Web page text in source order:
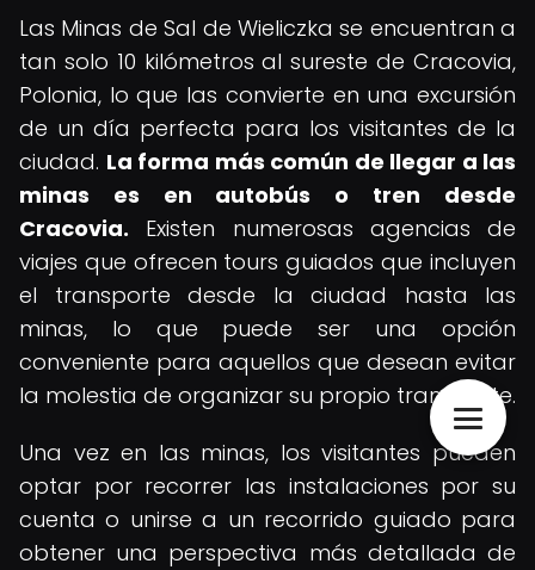
Las Minas de Sal de Wieliczka se encuentran a
tan solo 10 kilómetros al sureste de Cracovia,
Polonia, lo que las convierte en una excursión
de un día perfecta para los visitantes de la
ciudad. La forma más común de llegar a las
minas es en autobús o tren desde
Cracovia. Existen numerosas agencias de
viajes que ofrecen tours guiados que incluyen
el transporte desde la ciudad hasta las
minas, lo que puede ser una opción
conveniente para aquellos que desean evitar
la molestia de organizar su propio transporte.
Una vez en las minas, los visitantes pueden
optar por recorrer las instalaciones por su
cuenta o unirse a un recorrido guiado para
obtener una perspectiva más detallada de